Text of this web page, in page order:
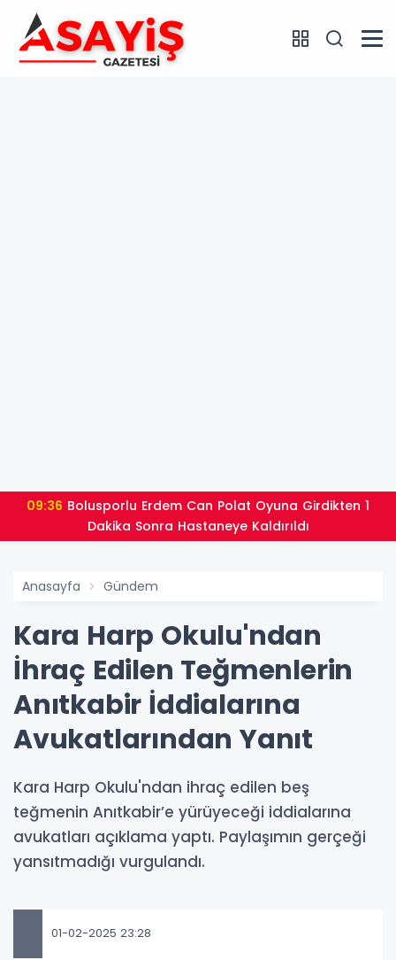
09:36
Dakika Sonra Hastaneye Kaldırıldı
Anasayfa Gündem
Kara Harp Okulu'ndan
İhraç Edilen Teğmenlerin
Anıtkabir İddialarına
Avukatlarından Yanıt
Kara Harp Okulu'ndan ihraç edilen beş
teğmenin Anıtkabir’e yürüyeceği iddialarına
avukatları açıklama yaptı. Paylaşımın gerçeği
yansıtmadığı vurgulandı.
01-02-2025 23:28